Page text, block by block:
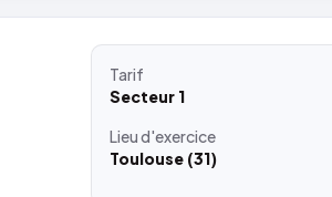
Tarif
Secteur 1
Lieud'exercice
Toulouse (31)